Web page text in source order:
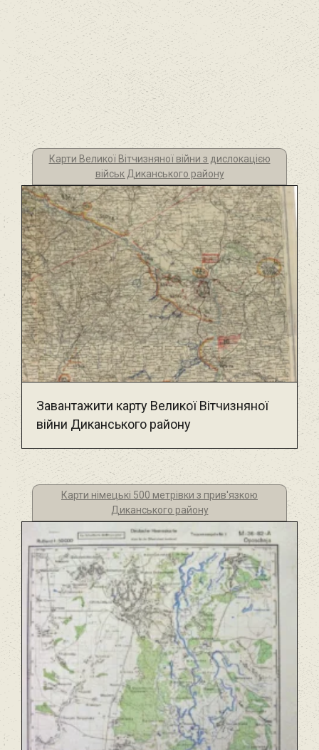
Карти Великої Вітчизняної війни з дислокацією
військ Диканського району
Завантажити карту Великої Вітчизняної
війни Диканського району
Карти німецькі 500 метрівки з прив'язкою
Диканського району